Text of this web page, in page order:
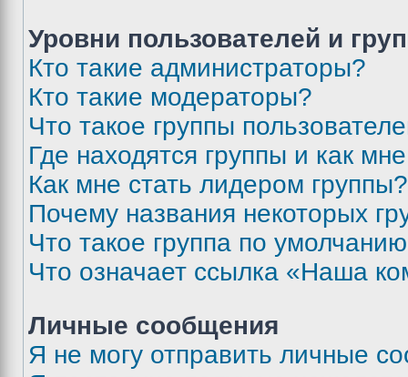
Уровни пользователей и
Кто такие администраторы?
Кто такие модераторы?
Что такое группы
Где находятся группы и как
Как мне стать лидером группы?
Почему названия некоторых
Что такое группа по
Что означает ссылка «Наша
Личные сообщения
Я не могу отправить личные